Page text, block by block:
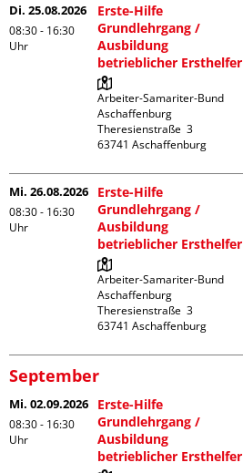
Di. 25.08.2026
08:30 - 16:30
Uhr
Erste-Hilfe
Grundlehrgang /
Ausbildung
betrieblicher Ersthelfer
Arbeiter-Samariter-Bund
Aschaffenburg
Theresienstraße  3
Mi. 26.08.2026
08:30 - 16:30
Uhr
Erste-Hilfe
Grundlehrgang /
Ausbildung
betrieblicher Ersthelfer
Arbeiter-Samariter-Bund
Aschaffenburg
Theresienstraße  3
September
Mi. 02.09.2026
08:30 - 16:30
Uhr
Erste-Hilfe
Grundlehrgang /
Ausbildung
betrieblicher Ersthelfer